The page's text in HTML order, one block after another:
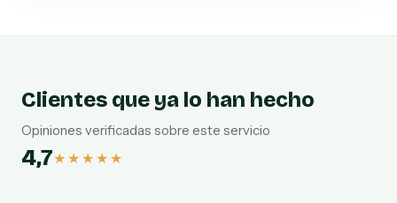
Clientes que ya lo han hecho
Opiniones verificadas sobre este servicio
4,7★★★★★